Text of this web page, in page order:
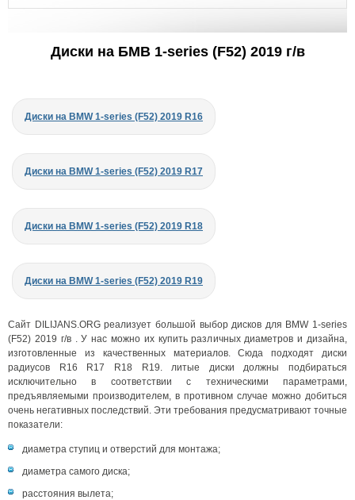
Диски на БМВ 1-series (F52) 2019 г/в
Диски на BMW 1-series (F52) 2019 R16
Диски на BMW 1-series (F52) 2019 R17
Диски на BMW 1-series (F52) 2019 R18
Диски на BMW 1-series (F52) 2019 R19
Сайт DILIJANS.ORG реализует большой выбор дисков для BMW 1-series
(F52) 2019 г/в . У нас можно их купить различных диаметров и дизайна,
изготовленные из качественных материалов. Сюда подходят диски
радиусов R16 R17 R18 R19. литые диски должны подбираться
исключительно в соответствии с техническими параметрами,
предъявляемыми производителем, в противном случае можно добиться
очень негативных последствий. Эти требования предусматривают точные
показатели:
диаметра ступиц и отверстий для монтажа;
диаметра самого диска;
расстояния вылета;